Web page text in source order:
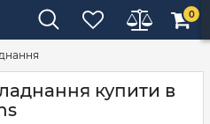
0
купити в